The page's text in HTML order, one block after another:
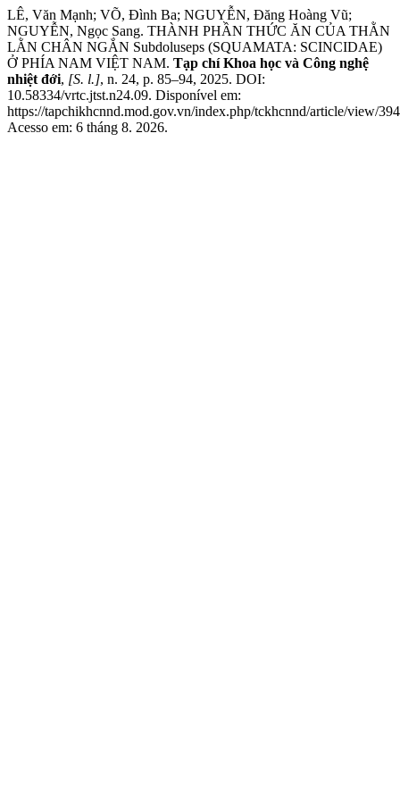
LÊ, Văn Mạnh; VÕ, Đình Ba; NGUYỄN, Đăng Hoàng Vũ;
NGUYỄN, Ngọc Sang. THÀNH PHẦN THỨC ĂN CỦA THẰN
LẰN CHÂN NGẮN Subdoluseps (SQUAMATA: SCINCIDAE)
Ở PHÍA NAM VIỆT NAM. Tạp chí Khoa học và Công nghệ
nhiệt đới, [S. l.], n. 24, p. 85–94, 2025. DOI:
10.58334/vrtc.jtst.n24.09. Disponível em:
https://tapchikhcnnd.mod.gov.vn/index.php/tckhcnnd/article/view/
Acesso em: 6 tháng 8. 2026.